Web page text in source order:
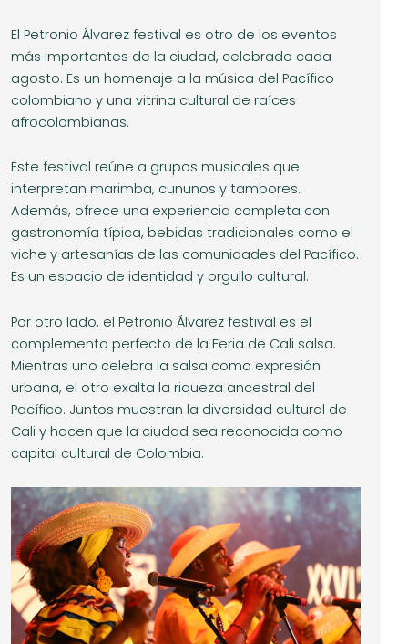
El Petronio Álvarez festival es otro de los eventos
más importantes de la ciudad, celebrado cada
agosto. Es un homenaje a la música del Pacífico
colombiano y una vitrina cultural de raíces
afrocolombianas.
Este festival reúne a grupos musicales que
interpretan marimba, cununos y tambores.
Además, ofrece una experiencia completa con
gastronomía típica, bebidas tradicionales como el
viche y artesanías de las comunidades del Pacífico.
Es un espacio de identidad y orgullo cultural.
Por otro lado, el Petronio Álvarez festival es el
complemento perfecto de la Feria de Cali salsa.
Mientras uno celebra la salsa como expresión
urbana, el otro exalta la riqueza ancestral del
Pacífico. Juntos muestran la diversidad cultural de
Cali y hacen que la ciudad sea reconocida como
capital cultural de Colombia.